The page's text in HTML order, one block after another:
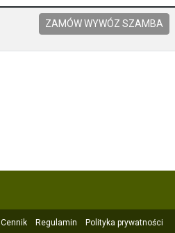
ZAMÓW WYWÓZ SZAMBA
Cennik Regulamin Polityka prywatności